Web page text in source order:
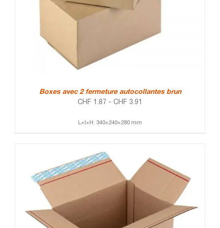
Boxes avec 2 fermeture autocollantes brun
CHF 1.87 - CHF 3.91
L×l×H: 340×240×280 mm